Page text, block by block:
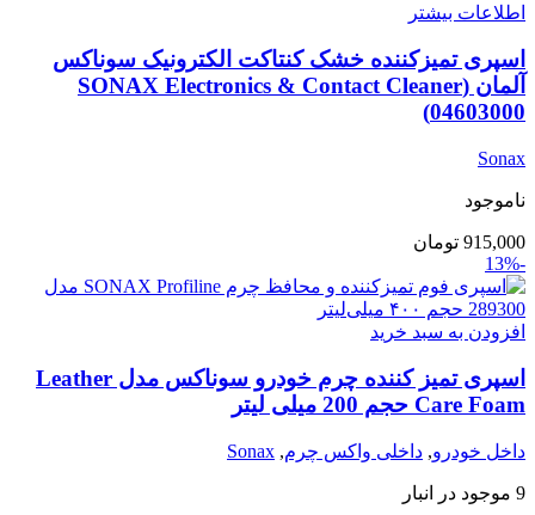
اطلاعات بیشتر
اسپری تمیزکننده خشک کنتاکت الکترونیک سوناکس
آلمان (SONAX Electronics & Contact Cleaner
04603000)
Sonax
ناموجود
915,000 تومان
-13%
افزودن به سبد خرید
اسپری تمیز کننده چرم خودرو سوناکس مدل Leather
Care Foam حجم 200 میلی لیتر
داخل خودرو, داخلی واکس چرم,
Sonax
9 موجود در انبار